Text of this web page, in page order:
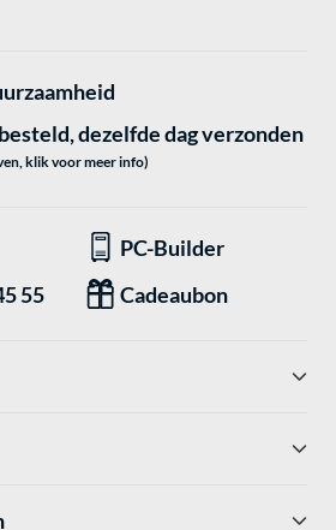
dezelfde dag verzonden
klik voor meer info)
PC-Builder
55
Cadeaubon